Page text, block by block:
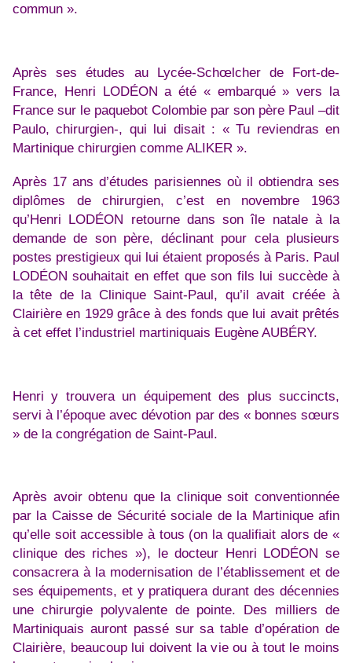
commun ».
Après ses études au Lycée-Schœlcher de Fort-de-
France, Henri LODÉON a été « embarqué » vers la
France sur le paquebot Colombie par son père Paul –dit
Paulo, chirurgien-, qui lui disait : « Tu reviendras en
Martinique chirurgien comme ALIKER ».
Après 17 ans d’études parisiennes où il obtiendra ses
diplômes de chirurgien, c’est en novembre 1963
qu’Henri LODÉON retourne dans son île natale à la
demande de son père, déclinant pour cela plusieurs
postes prestigieux qui lui étaient proposés à Paris. Paul
LODÉON souhaitait en effet que son fils lui succède à
la tête de la Clinique Saint-Paul, qu’il avait créée à
Clairière en 1929 grâce à des fonds que lui avait prêtés
à cet effet l’industriel martiniquais Eugène AUBÉRY.
Henri y trouvera un équipement des plus succincts,
servi à l’époque avec dévotion par des « bonnes sœurs
» de la congrégation de Saint-Paul.
Après avoir obtenu que la clinique soit conventionnée
par la Caisse de Sécurité sociale de la Martinique afin
qu’elle soit accessible à tous (on la qualifiait alors de «
clinique des riches »), le docteur Henri LODÉON se
consacrera à la modernisation de l’établissement et de
ses équipements, et y pratiquera durant des décennies
une chirurgie polyvalente de pointe. Des milliers de
Martiniquais auront passé sur sa table d’opération de
Clairière, beaucoup lui doivent la vie ou à tout le moins